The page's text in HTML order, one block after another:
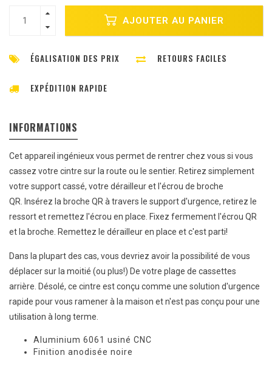
AJOUTER AU PANIER
ÉGALISATION DES PRIX RETOURS FACILES
EXPÉDITION RAPIDE
INFORMATIONS
Cet appareil ingénieux vous permet de rentrer chez vous si vous
cassez votre cintre sur la route ou le sentier. Retirez simplement
votre support cassé, votre dérailleur et l'écrou de broche
QR. Insérez la broche QR à travers le support d'urgence, retirez le
ressort et remettez l'écrou en place. Fixez fermement l'écrou QR
et la broche. Remettez le dérailleur en place et c'est parti!
Dans la plupart des cas, vous devriez avoir la possibilité de vous
déplacer sur la moitié (ou plus!) De votre plage de cassettes
arrière. Désolé, ce cintre est conçu comme une solution d'urgence
rapide pour vous ramener à la maison et n'est pas conçu pour une
utilisation à long terme.
Aluminium 6061 usiné CNC
Finition anodisée noire